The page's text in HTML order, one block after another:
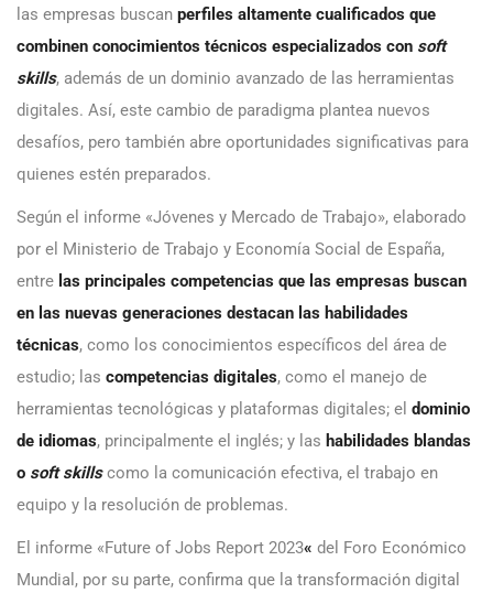
las empresas buscan perfiles altamente cualificados que
combinen conocimientos técnicos especializados con soft
skills, además de un dominio avanzado de las herramientas
digitales. Así, este cambio de paradigma plantea nuevos
desafíos, pero también abre oportunidades significativas para
quienes estén preparados.
Según el informe «Jóvenes y Mercado de Trabajo», elaborado
por el Ministerio de Trabajo y Economía Social de España,
entre las principales competencias que las empresas buscan
en las nuevas generaciones destacan las habilidades
técnicas, como los conocimientos específicos del área de
estudio; las competencias digitales, como el manejo de
herramientas tecnológicas y plataformas digitales; el dominio
de idiomas, principalmente el inglés; y las habilidades blandas
o soft skillscomo la comunicación efectiva, el trabajo en
equipo y la resolución de problemas.
El informe «Future of Jobs Report 2023« del Foro Económico
Mundial, por su parte, confirma que la transformación digital